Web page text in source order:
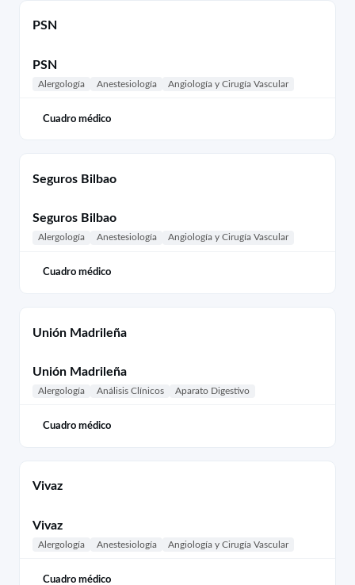
PSN
PSN
Alergología Anestesiología Angiología y Cirugía Vascular
Cuadro médico
Seguros Bilbao
Seguros Bilbao
Alergología Anestesiología Angiología y Cirugía Vascular
Cuadro médico
Unión Madrileña
Unión Madrileña
Alergología Análisis Clínicos Aparato Digestivo
Cuadro médico
Vivaz
Vivaz
Alergología Anestesiología Angiología y Cirugía Vascular
Cuadro médico